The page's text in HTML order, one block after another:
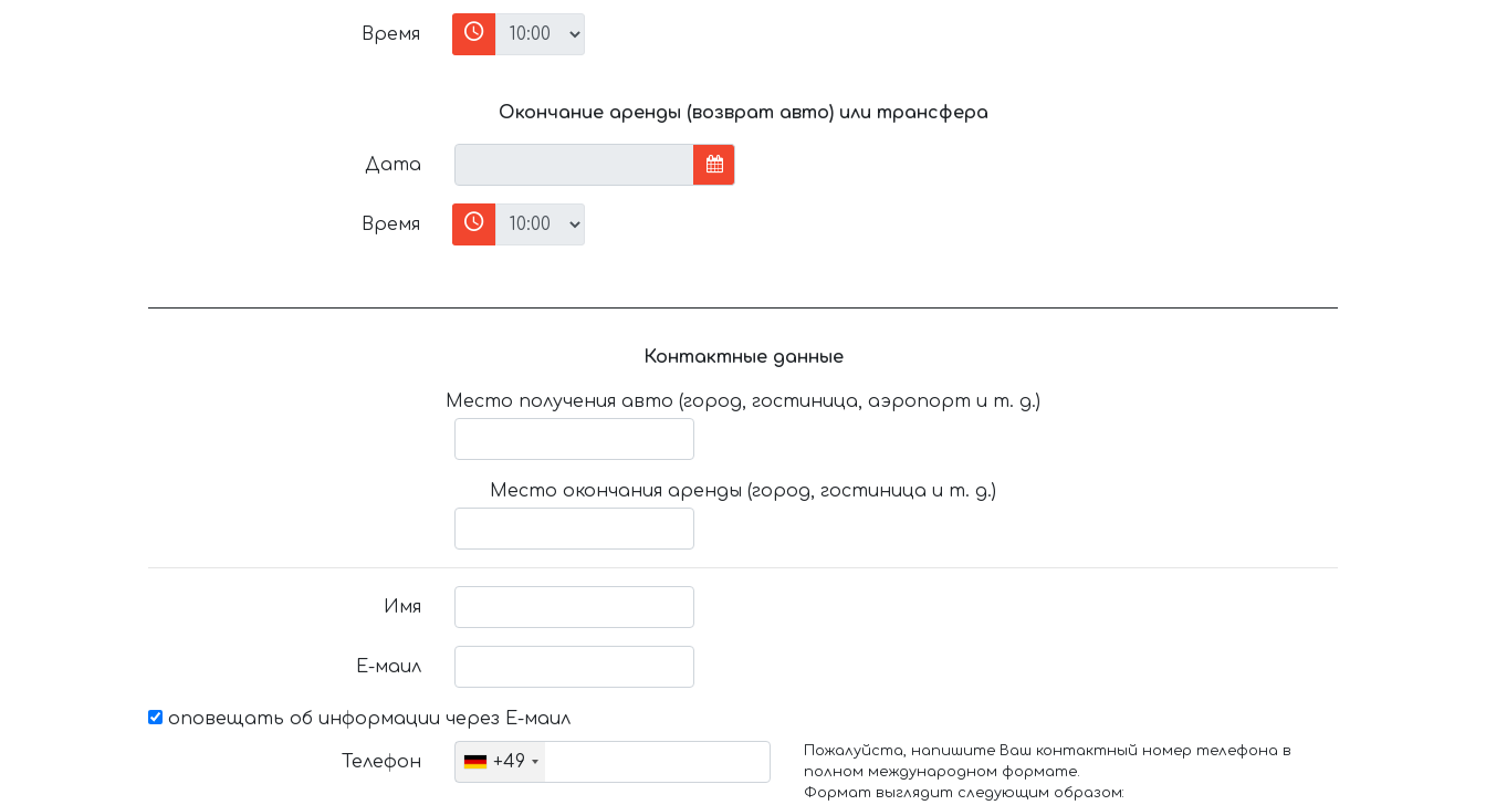
Время
Окончание аренды (возврат авто) или трансфера
Дата
Время
Контактные данные
Место получения авто (город, гостиница, аэропорт и т. д.)
Место окончания аренды (город, гостиница и т. д.)
Имя
Е-маил
оповещать об информации через Е-маил
Телефон +49
Пожалуйста, напишите Ваш контактный номер телефона в
полном международном формате.
Формат выглядит следующим образом: